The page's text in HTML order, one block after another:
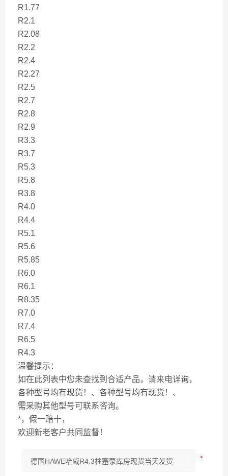
R1.77
R2.1
R2.08
R2.2
R2.4
R2.27
R2.5
R2.7
R2.8
R2.9
R3.3
R3.7
R5.3
R5.8
R3.8
R4.0
R4.4
R5.1
R5.6
R5.85
R6.0
R6.1
R8.35
R7.0
R7.4
R6.5
R4.3
温馨提示：
如在此列表中您未查找到合适产品，请来电详询，
各种型号均有现货！、各种型号均有现货！、
需采购其他型号可联系咨询。
*，假一赔十，
欢迎新老客户共同监督！